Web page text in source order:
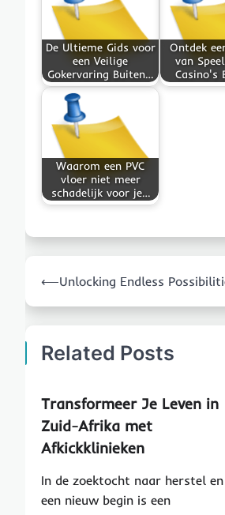
De Ultieme Gids voor
een Veilige
Gokervaring Buiten…
Ontdek
van
Casino's
Waarom een PVC
vloer niet meer
schadelijk voor je…
navigation
⟵Unlocking Endless
Related Posts
Transformeer Je Leven in
Zuid-Afrika met
Afkickklinieken
In de zoektocht naar herstel en
een nieuw begin is een